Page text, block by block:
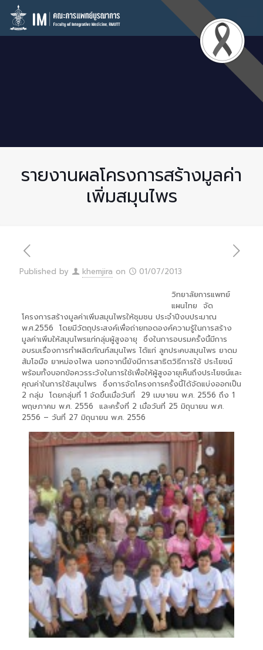
รายงานผลโครงการสร้างมูลค่า
เพิ่มสมุนไพร
Published by khemjira on 01/07/2013
วิทยาลัยการแพทย์
แผนไทย จัด
โครงการสร้างมูลค่าเพิ่มสมุนไพรให้ชุมชน ประจำปีงบประมาณ
พ.ศ.2556 โดยมีวัตถุประสงค์เพื่อถ่ายทอดองค์ความรู้ในการสร้าง
มูลค่าเพิ่มให้สมุนไพรแก่กลุ่มผู้สูงอายุ ซึ่งในการอบรมครั้งนี้มีการ
อบรมเรื่องการทำผลิตภัณฑ์สมุนไพร ได้แก่ ลูกประคบสมุนไพร ยาดม
ส้มโอมือ ยาหม่องไพล นอกจากนี้ยังมีการสาธิตวิธีการใช้ ประโยชน์
พร้อมทั้งบอกข้อควรระวังในการใช้เพื่อให้ผู้สูงอายุเห็นถึงประโยชน์และ
คุณค่าในการใช้สมุนไพร ซึ่งการจัดโครงการครั้งนี้ได้จัดแบ่งออกเป็น
2 กลุ่ม โดยกลุ่มที่ 1 จัดขึ้นเมื่อวันที่ 29 เมษายน พ.ศ. 2556 ถึง 1
พฤษภาคม พ.ศ. 2556 และครั้งที่ 2 เมื่อวันที่ 25 มิถุนายน พ.ศ.
2556 – วันที่ 27 มิถุนายน พ.ศ. 2556